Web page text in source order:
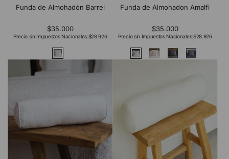
Funda de Almohadón Barrel
$35.000
Precio sin Impuestos Nacionales:$28.926
Funda de Almohadon Amalfi
$35.000
Precio sin Impuestos Nacionales:$28.926